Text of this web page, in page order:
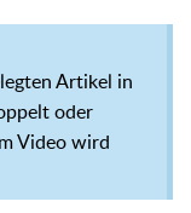
Artikel in
oder
Video wird